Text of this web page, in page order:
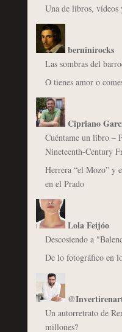
Una de libros,
berninirocks
Las sombras del
O tienes amor o
Cipriano
Cuéntame un libro –
Nineteenth-Century
Herrera “el Mozo” y
en el Prado
Lola Feijóo
Descosiendo a
De lo fotográfico en
Un autorretrato de
millones?